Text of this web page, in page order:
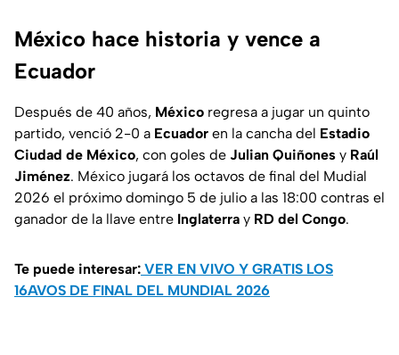
México hace historia y vence a
Ecuador
Después de 40 años, México regresa a jugar un quinto
partido, venció 2-0 a Ecuador en la cancha del Estadio
Ciudad de México, con goles de Julian Quiñones y Raúl
Jiménez. México jugará los octavos de final del Mudial
2026 el próximo domingo 5 de julio a las 18:00 contras el
ganador de la llave entre Inglaterra y RD del Congo.
Te puede interesar: VER EN VIVO Y GRATIS LOS
16AVOS DE FINAL DEL MUNDIAL 2026